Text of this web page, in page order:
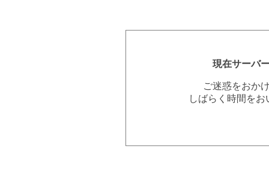
現在サーバ
ご迷惑をおか
しばらく時間を